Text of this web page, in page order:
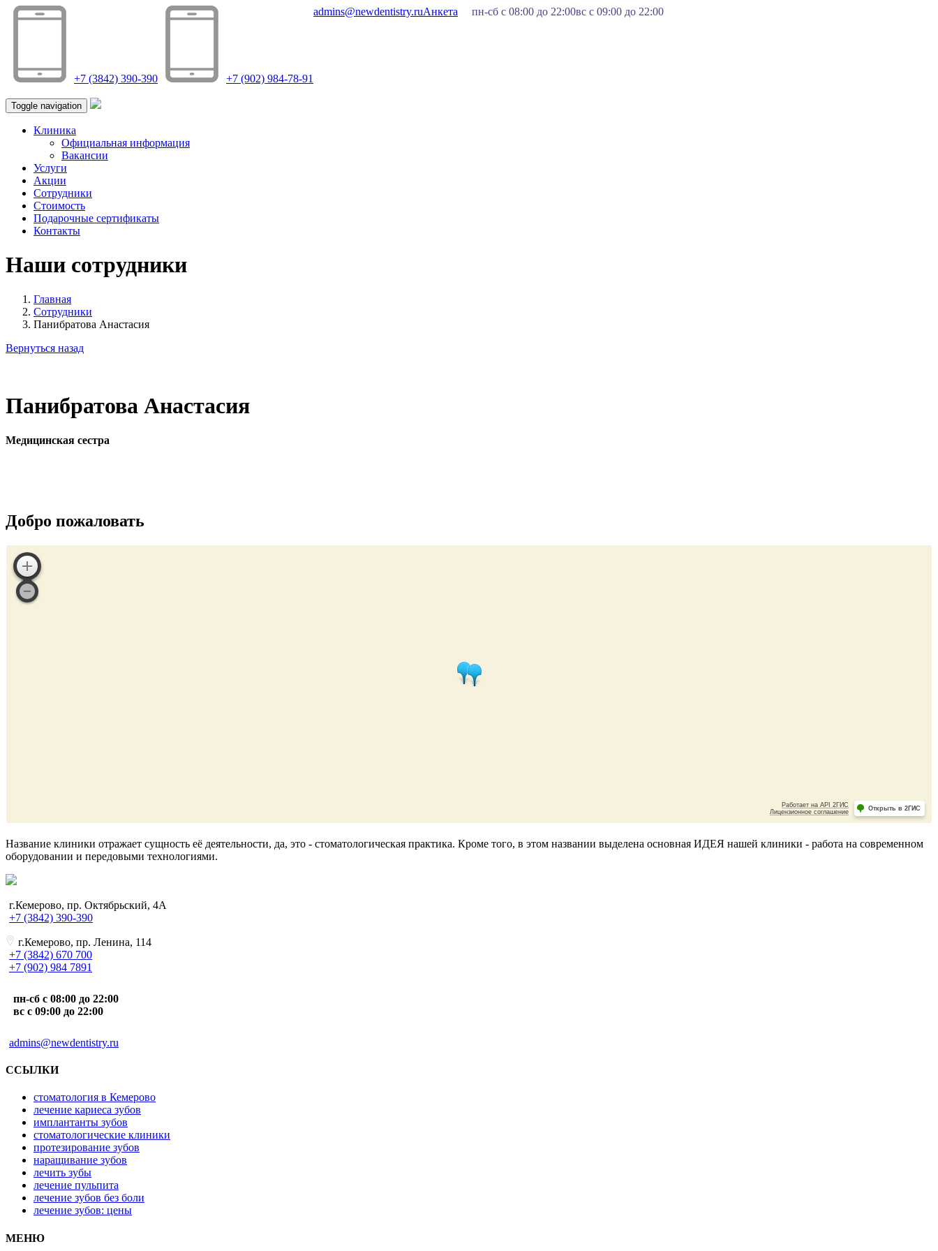
+7 (3842) 390-390 +7 (902) 984-78-91
admins@newdentistry.ruАнкета пн-сб с 08:00 до 22:00вс с 09:00 до 22:00
Toggle navigation
Клиника
Официальная информация
Вакансии
Услуги
Акции
Сотрудники
Стоимость
Подарочные сертификаты
Контакты
Наши сотрудники
Главная
Сотрудники
Панибратова Анастасия
Вернуться назад
Панибратова Анастасия
Медицинская сестра
Добро пожаловать
Название клиники отражает сущность её деятельности, да, это - стоматологическая практика. Кроме того, в этом названии выделена основная ИДЕЯ нашей клиники - работа на современном
оборудовании и передовыми технологиями.
г.Кемерово, пр. Октябрьский, 4А
+7 (3842) 390-390
г.Кемерово, пр. Ленина, 114
+7 (3842) 670 700
+7 (902) 984 7891
пн-сб с 08:00 до 22:00
вс с 09:00 до 22:00
admins@newdentistry.ru
ССЫЛКИ
стоматология в Кемерово
лечение кариеса зубов
имплантанты зубов
стоматологические клиники
протезирование зубов
наращивание зубов
лечить зубы
лечение пульпита
лечение зубов без боли
лечение зубов: цены
МЕНЮ